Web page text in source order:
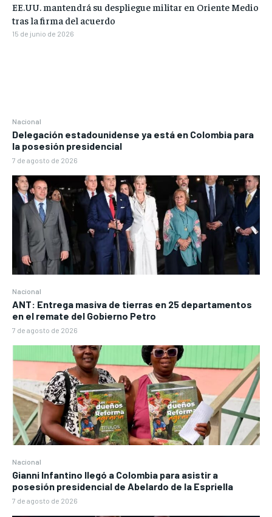
Nacional
Delegación estadounidense ya está en Colombia para
la posesión presidencial
7 de agosto de 2026
Nacional
ANT: Entrega masiva de tierras en 25 departamentos
en el remate del Gobierno Petro
7 de agosto de 2026
Nacional
Gianni Infantino llegó a Colombia para asistir a
posesión presidencial de Abelardo de la Espriella
7 de agosto de 2026
EE.UU. mantendrá su despliegue militar en Oriente Medio
tras la firma del acuerdo
15 de junio de 2026